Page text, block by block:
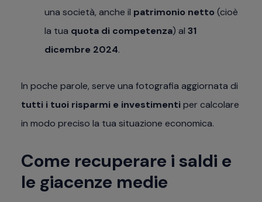
una società, anche il patrimonio netto (cioè
la tua quota di competenza) al 31
dicembre 2024.
In poche parole, serve una fotografia aggiornata di
tutti i tuoi risparmi e investimenti per calcolare
in modo preciso la tua situazione economica.
Come recuperare i saldi e
le giacenze medie